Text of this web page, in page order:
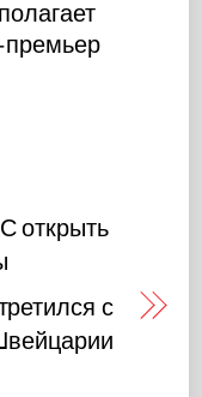
премьер
открыть
с